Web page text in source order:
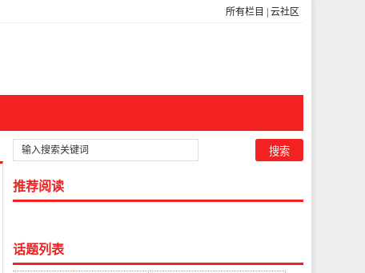
所有栏目 云社区
推荐阅读
话题列表